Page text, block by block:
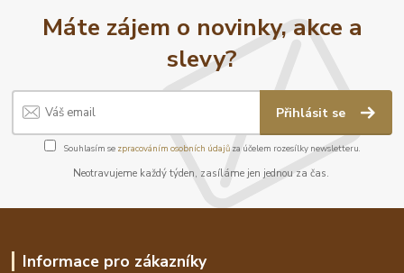
Máte zájem o novinky, akce a
slevy?
Přihlásit se
Souhlasím se zpracováním osobních údajůza účelem rozesílky newsletteru.
Neotravujeme každý týden, zasíláme jen jednou za čas.
Informace pro zákazníky